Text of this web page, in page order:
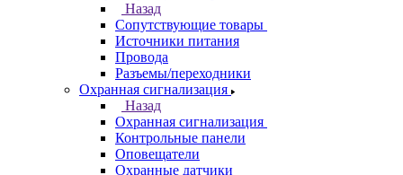
Назад
Сопутствующие товары
Источники питания
Провода
Разъемы/переходники
Охранная сигнализация
Назад
Охранная сигнализация
Контрольные панели
Оповещатели
Охранные датчики